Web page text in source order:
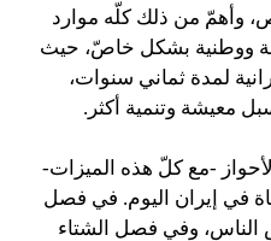
وأهمّ من ذلك كلّه موارد
ووطنية بشكل خاصّ، حيث
لمدة ثماني سنوات،
معيشة وتنمية أكثر.
-مع كلّ هذه الميزات-
في إيران اليوم. في فصل
الناس، وفي فصل الشتاء